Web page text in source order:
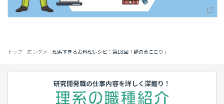
トップ エンタメ 理系すぎるお料理レシピ：第18回「鯛の煮こごり」
研究開発職の仕事内容を詳しく深掘り！